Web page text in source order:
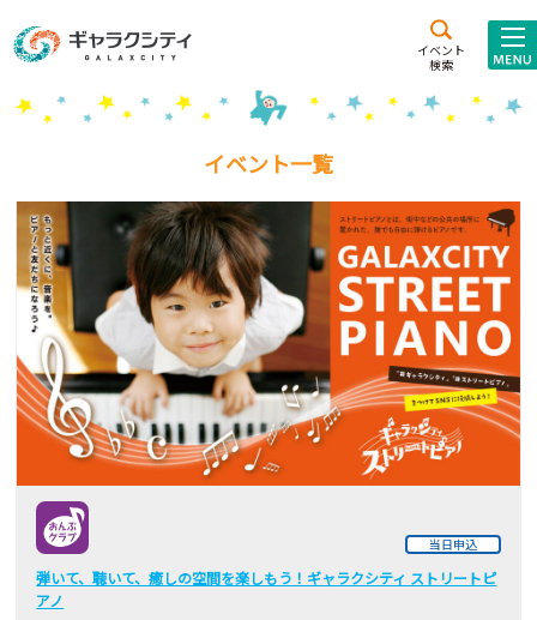
イベント
検索
施設案内
こども
西新井
施設･
施設貸出･団体利用
こどもみーてぃんぐ
Gがくえん
ブランドからのお知らせ
いっしょに創る
イベントレポート
イベント一覧
当日申込
弾いて、聴いて、癒しの空間を楽しもう！ギャラクシティ ストリートピ
アノ